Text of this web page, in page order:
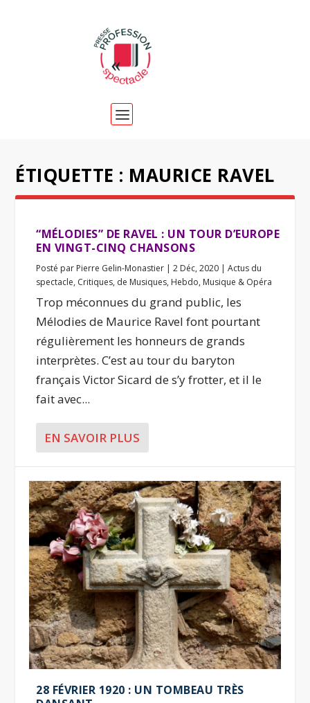
ÉTIQUETTE : MAURICE RAVEL
“MÉLODIES” DE RAVEL : UN TOUR D’EUROPE
EN VINGT-CINQ CHANSONS
Posté par Pierre Gelin-Monastier |2 Déc, 2020 |Actus du
spectacle, Critiques, de Musiques, Hebdo, Musique & Opéra
Trop méconnues du grand public, les
Mélodies de Maurice Ravel font pourtant
régulièrement les honneurs de grands
interprètes. C’est au tour du baryton
français Victor Sicard de s’y frotter, et il le
fait avec...
EN SAVOIR PLUS
28 FÉVRIER 1920 : UN TOMBEAU TRÈS